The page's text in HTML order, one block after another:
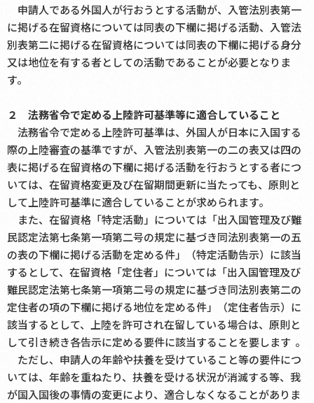
申請人である外国人が行おうとする活動が、入管法別表第一
に掲げる在留資格については同表の下欄に掲げる活動、入管法
別表第二に掲げる在留資格については同表の下欄に掲げる身分
又は地位を有する者としての活動であることが必要となりま
す。
２ 法務省令で定める上陸許可基準等に適合していること
法務省令で定める上陸許可基準は、外国人が日本に入国する
際の上陸審査の基準ですが、入管法別表第一の二の表又は四の
表に掲げる在留資格の下欄に掲げる活動を行おうとする者につ
いては、在留資格変更及び在留期間更新に当たっても、原則と
して上陸許可基準に適合していることが求められます。
また、在留資格「特定活動」については「出入国管理及び難
民認定法第七条第一項第二号の規定に基づき同法別表第一の五
の表の下欄に掲げる活動を定める件」（特定活動告示）に該当
するとして、在留資格「定住者」については「出入国管理及び
難民認定法第七条第一項第二号の規定に基づき同法別表第二の
定住者の項の下欄に掲げる地位を定める件」（定住者告示）に
該当するとして、上陸を許可され在留している場合は、原則と
して引き続き各告示に定める要件に該当することを要します 。
ただし、申請人の年齢や扶養を受けていること等の要件につ
いては、年齢を重ねたり、扶養を受ける状況が消滅する等、我
が国入国後の事情の変更により、適合しなくなることがありま